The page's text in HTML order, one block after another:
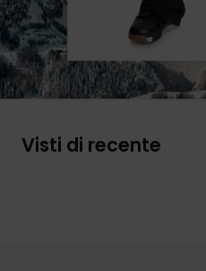
Visti di recente